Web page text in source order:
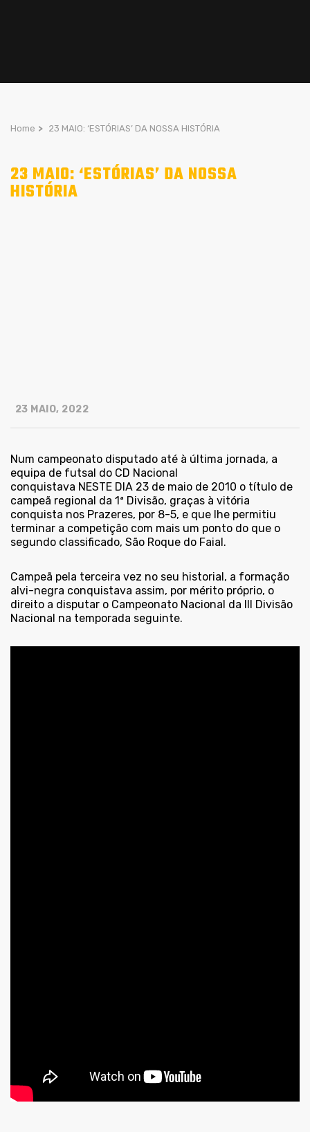
Home > 23 MAIO: ‘ESTÓRIAS’ DA NOSSA HISTÓRIA
23 MAIO: ‘ESTÓRIAS’ DA NOSSA
HISTÓRIA
23 MAIO, 2022
Num campeonato disputado até à última jornada, a
equipa de futsal do CD Nacional
conquistava NESTE DIA 23 de maio de 2010 o título de
campeã regional da 1ª Divisão, graças à vitória
conquista nos Prazeres, por 8-5, e que lhe permitiu
terminar a competição com mais um ponto do que o
segundo classificado, São Roque do Faial.
Campeã pela terceira vez no seu historial, a formação
alvi-negra conquistava assim, por mérito próprio, o
direito a disputar o Campeonato Nacional da III Divisão
Nacional na temporada seguinte.